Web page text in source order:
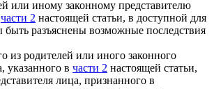
или иному законному представителю
части 2 настоящей статьи, в доступной для
разъяснены возможные последствия
из родителей или иного законного
указанного в части 2 настоящей статьи,
лица, признанного в